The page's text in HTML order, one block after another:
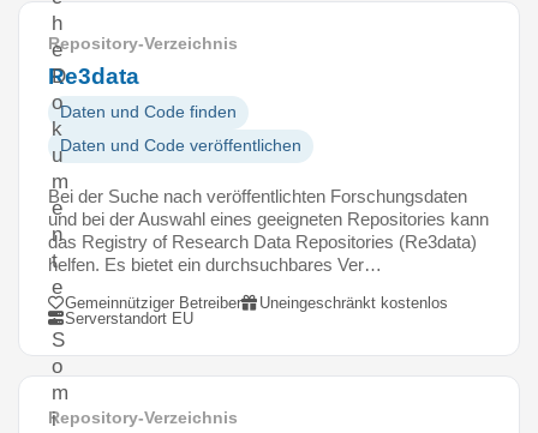
h
e
D
o
k
u
m
e
n
t
e
.
S
o
m
i
Repository-Verzeichnis
Re3data
Daten und Code finden
Daten und Code veröffentlichen
Bei der Suche nach veröffentlichten Forschungsdaten
und bei der Auswahl eines geeigneten Repositories kann
das Registry of Research Data Repositories (Re3data)
helfen. Es bietet ein durchsuchbares Ver…
Gemeinnütziger Betreiber
Uneingeschränkt kostenlos
Serverstandort EU
Repository-Verzeichnis